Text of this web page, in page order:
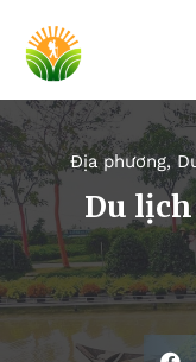
Địa phương,
Du